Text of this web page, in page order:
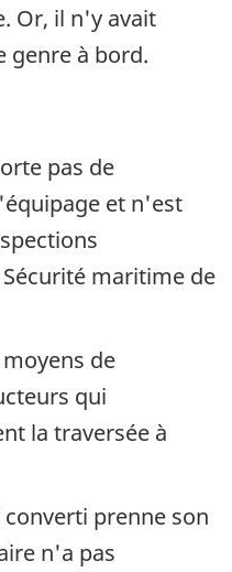
Or, il n'y avait
genre à bord.
pas de
et n'est
maritime de
de
qui
la traversée à
prenne son
n'a pas